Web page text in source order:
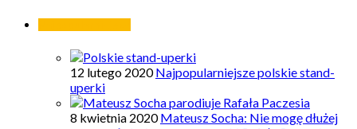
12 lutego 2020 Najpopularniejsze polskie stand-
uperki
8 kwietnia 2020 Mateusz Socha: Nie mogę dłużej